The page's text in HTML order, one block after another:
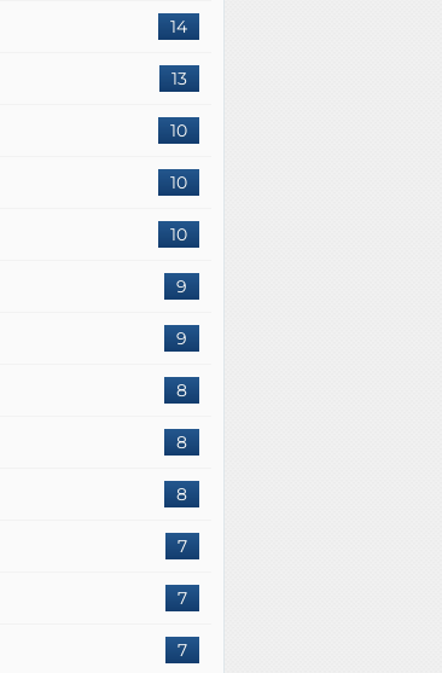
14
13
10
10
10
9
9
8
8
8
7
7
7